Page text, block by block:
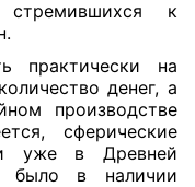
стремившихся к
практически на
денег, а
производстве
сферические
уже в Древней
было в наличии